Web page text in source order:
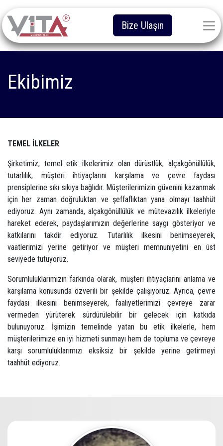
Bize Ulaşın
Ekibimiz
TEMEL İLKELER
Şirketimiz, temel etik ilkelerimiz olan dürüstlük, alçakgönüllülük,
tutarlılık, müşteri ihtiyaçlarını karşılama ve çevre faydası
prensiplerine sıkı sıkıya bağlıdır. Müşterilerimizin güvenini kazanmak
için her zaman doğruluktan ve şeffaflıktan yana olmayı taahhüt
ediyoruz. Aynı zamanda, alçakgönüllülük ve mütevazılık ilkeleriyle
hareket ederek, paydaşlarımızın değerlerine saygı gösteriyor ve
katkılarını takdir ediyoruz. Tutarlılık ilkesini benimseyerek,
vaatlerimizi yerine getiriyor ve müşteri memnuniyetini en üst
seviyede tutuyoruz.
Sorumluluklarımızın farkında olarak, müşteri ihtiyaçlarını anlama ve
karşılama konusunda özverili bir şekilde çalışıyoruz. Ayrıca, çevre
faydası ilkesini benimseyerek, faaliyetlerimizi çevreye zarar
vermeden yürüterek sürdürülebilir bir gelecek için katkıda
bulunuyoruz. İşimizin temelinde yatan bu etik ilkelerle, hem
müşterilerimize en iyi hizmeti sunmayı hem de topluma ve çevreye
karşı sorumluluklarımızı eksiksiz bir şekilde yerine getirmeyi
taahhüt ediyoruz.